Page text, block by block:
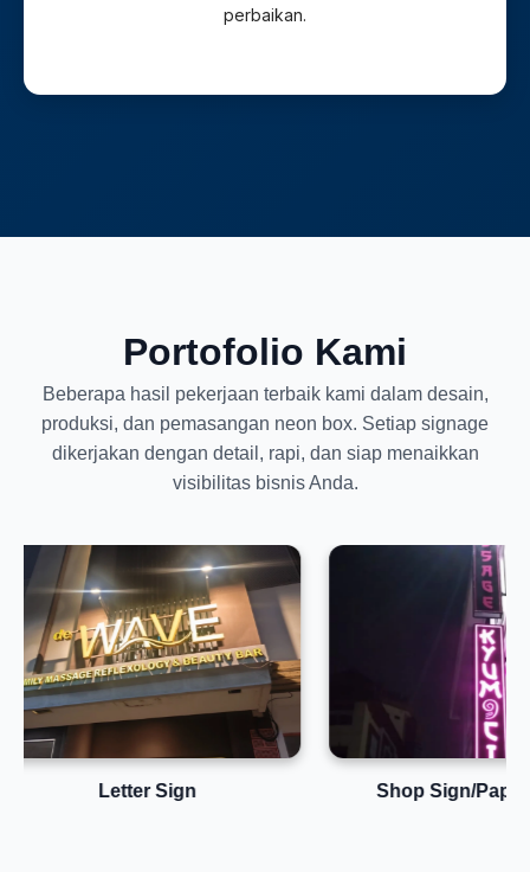
perbaikan.
Portofolio Kami
Beberapa hasil pekerjaan terbaik kami dalam desain,
produksi, dan pemasangan neon box. Setiap signage
dikerjakan dengan detail, rapi, dan siap menaikkan
visibilitas bisnis Anda.
Letter Sign Shop Sign/Papan Nama